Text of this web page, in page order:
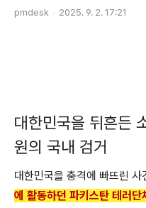
pmdesk 2025. 9. 2. 17:21
대한민국을 뒤흔든
원의 국내 검거
대한민국을 충격에 빠뜨린 사
에 활동하던 파키스탄 테러